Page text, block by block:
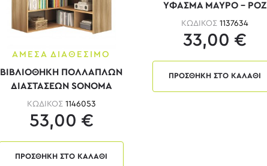
ΑΜΕΣΑ ΔΙΑΘΕΣΙΜΟ
ΒΙΒΛΙΟΘΗΚΗ ΠΟΛΛΑΠΛΩΝ
ΔΙΑΣΤΑΣΕΩΝ SONOMA
ΚΩΔΙΚΟΣ 1146053
53,00 €
ΠΡΟΣΘΗΚΗ ΣΤΟ ΚΑΛΑΘΙ
ΥΦΑΣΜΑ ΜΑΥΡΟ - ΡΟΖ
ΚΩΔΙΚΟΣ 1137634
33,00 €
ΠΡΟΣΘΗΚΗ ΣΤΟ ΚΑΛΑΘΙ